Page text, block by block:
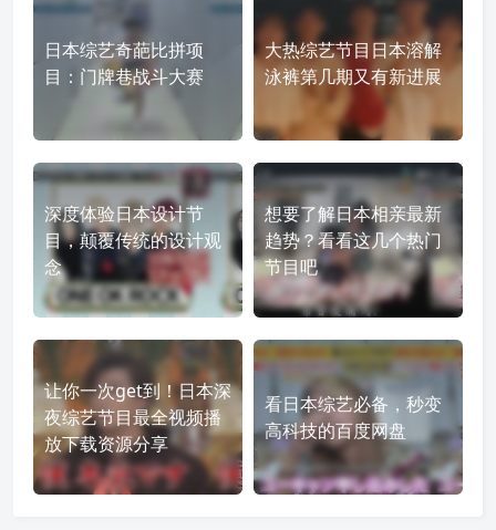
日本综艺奇葩比拼项
目：门牌巷战斗大赛
大热综艺节目日本溶解
泳裤第几期又有新进展
深度体验日本设计节
目，颠覆传统的设计观
念
想要了解日本相亲最新
趋势？看看这几个热门
节目吧
让你一次get到！日本深
夜综艺节目最全视频播
放下载资源分享
看日本综艺必备，秒变
高科技的百度网盘